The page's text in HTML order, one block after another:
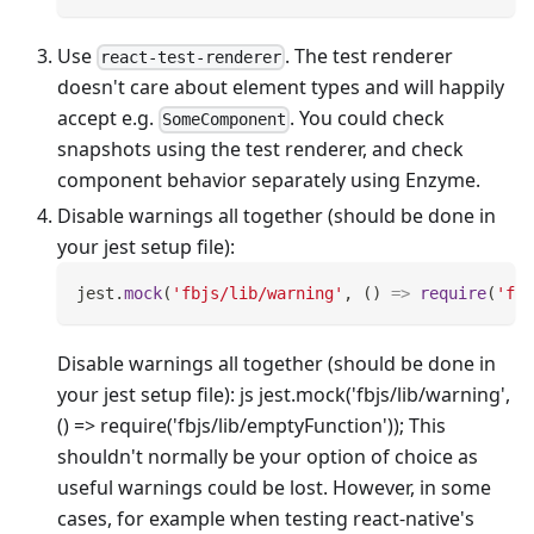
Use react-test-renderer . The test renderer
doesn't care about element types and will happily
accept e.g. SomeComponent . You could check
snapshots using the test renderer, and check
component behavior separately using Enzyme.
Disable warnings all together (should be done in
your jest setup file):
jest .mock( 'fbjs/lib/warning' , ( ) => require(
Disable warnings all together (should be done in
your jest setup file): js jest.mock('fbjs/lib/warning',
() => require('fbjs/lib/emptyFunction')); This
shouldn't normally be your option of choice as
useful warnings could be lost. However, in some
cases, for example when testing react-native's